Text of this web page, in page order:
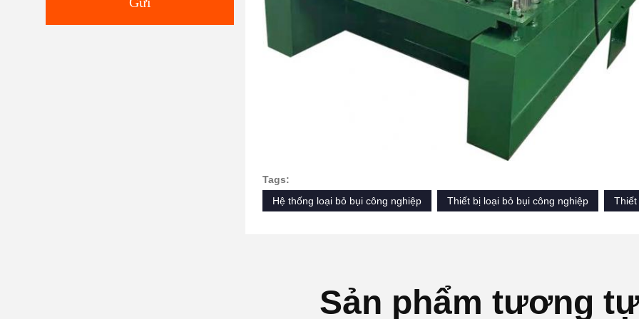
Tags:
Hệ thống loại bỏ bụi công nghiệp
Thiết bị loại bỏ bụi công nghiệp Thiết
Sản phẩm tương tự